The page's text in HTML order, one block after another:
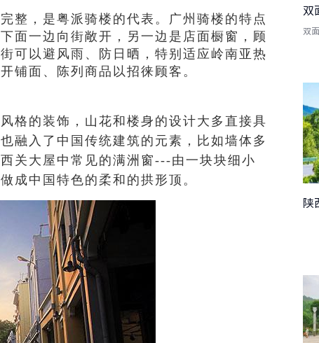
整，是粤派骑楼的代表。广州骑楼的特点
面一边向街敞开，另一边是店面橱窗，顾
可以避风雨、防日晒，特别适应岭南亚热
铺面、陈列商品以招徕顾客。
格的装饰，山花和楼身的设计大多直接具
融入了中国传统建筑的元素，比如墙体多
关大屋中常见的满洲窗---由一块块细小
成中国特色的柔和的拱形顶。
双
双